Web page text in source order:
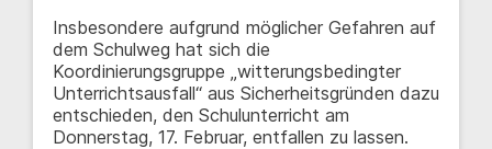
Insbesondere aufgrund möglicher Gefahren auf
dem Schulweg hat sich die
Koordinierungsgruppe „witterungsbedingter
Unterrichtsausfall“ aus Sicherheitsgründen dazu
entschieden, den Schulunterricht am
Donnerstag, 17. Februar, entfallen zu lassen.